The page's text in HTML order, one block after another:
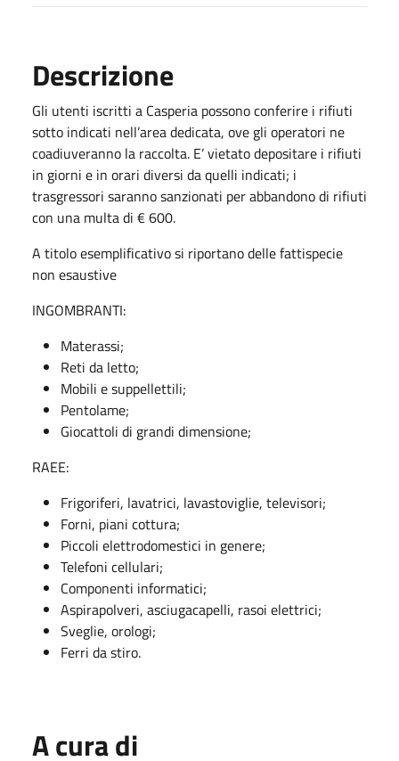
Descrizione
Gli utenti iscritti a Casperia possono conferire i rifiuti
sotto indicati nell’area dedicata, ove gli operatori ne
coadiuveranno la raccolta. E’ vietato depositare i rifiuti
in giorni e in orari diversi da quelli indicati; i
trasgressori saranno sanzionati per abbandono di rifiuti
con una multa di € 600.
A titolo esemplificativo si riportano delle fattispecie
non esaustive
INGOMBRANTI:
Materassi;
Reti da letto;
Mobili e suppellettili;
Pentolame;
Giocattoli di grandi dimensione;
RAEE:
Frigoriferi, lavatrici, lavastoviglie, televisori;
Forni, piani cottura;
Piccoli elettrodomestici in genere;
Telefoni cellulari;
Componenti informatici;
Aspirapolveri, asciugacapelli, rasoi elettrici;
Sveglie, orologi;
Ferri da stiro.
A cura di